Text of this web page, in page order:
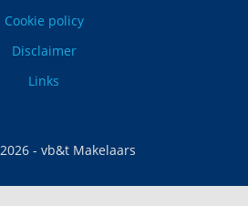
Cookie policy
Disclaimer
Links
2026 - vb&t Makelaars